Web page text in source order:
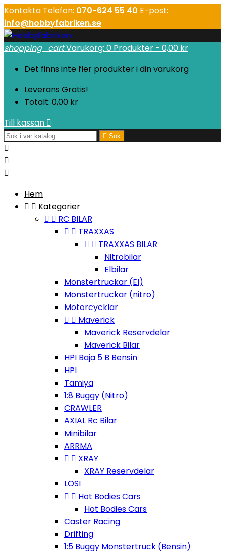
Kontakta Telefon: 070-624 55 40 E-post:
info@hobbyfabriken.se
shopping_cartVarukorg: 0 Produkter - 0,00 kr
Det finns inte fler produkter i din varukorg
Leverans Gratis!
Totalt: 0,00 kr
Till kassan 
 Sök



Hem
  Kategorier
  RC BILAR
  TRAXXAS
  TRAXXAS BILAR
Nitrobilar
Elbilar
Monstertruckar (El)
Monstertruckar (nitro)
Motorcycklar
  Maverick
Maverick Reservdelar
Maverick Bilar
HPI Baja 5 B Bensin
HPI
Tamiya
1:8 Buggy (Nitro)
CRAWLER
AXIAL Rc Bilar
Minibilar
ARRMA
  XRAY
XRAY Reservdelar
LOSI
  Hot Bodies Cars
Hot Bodies Cars
Caster Racing
Drifting
1:5 Buggy Monstertruck (Bensin)